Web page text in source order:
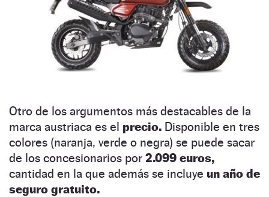
Otro de los argumentos más destacables de la
marca austriaca es el precio. Disponible en tres
colores (naranja, verde o negra) se puede sacar
de los concesionarios por 2.099 euros,
cantidad en la que además se incluye un año de
seguro gratuito.